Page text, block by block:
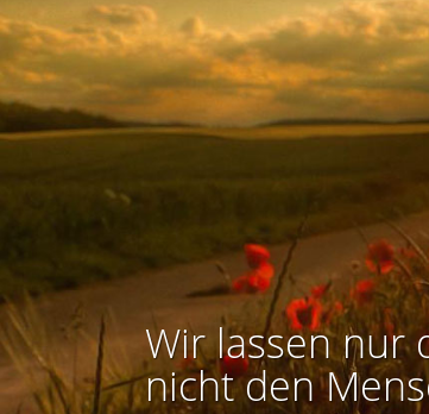
Wir lassen nur
nicht den